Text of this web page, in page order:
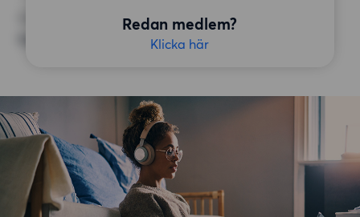
Redan medlem?
Klicka här
ÖVRIGA PREFERENSER
Inga speciella preferenser